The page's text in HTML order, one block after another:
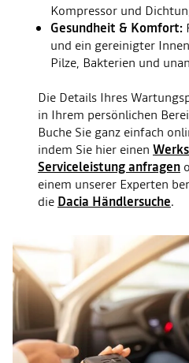
Kompressor und
Gesundheit & Komfort:
und ein gereinigter
Pilze, Bakterien und
Die Details Ihres
in Ihrem persönlichen
Buche Sie ganz einfach
indem Sie hier einen
Serviceleistung anfragen
einem unserer Experten
die Dacia Händlersuche.